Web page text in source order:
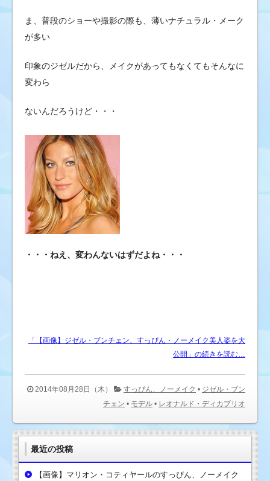
ま、普段のショーや撮影の際も、薄いナチュラル・メーク
が多い
印象のジゼルだから、メイクがあってもなくてもそんなに
変わら
ないんだろうけど・・・
・・・ねえ、変わんないはずだよね・・・
「【画像】ジゼル・ブンチェン、すっぴん・ノーメイク美人姿を大
公開」の続きを読む…
2014年08月28日（木） すっぴん、ノーメイク • ジゼル・ブン
チェン • モデル • レオナルド・ディカプリオ
最近の投稿
【画像】マリオン・コティヤールのすっぴん、ノーメイク